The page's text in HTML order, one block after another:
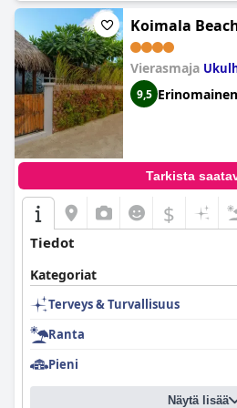
Koimala
Vierasmaja
9,5 Erinomainen
Tarkista
$
Tiedot
Kategoriat
Terveys & Turvallisuus
Ranta
Pieni
Näytä lisää